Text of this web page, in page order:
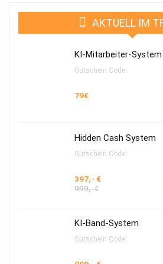
AKTUELL IM
KI-Mitarbeiter-System
Gutschein Code:
79€
Hidden Cash System
Gutschein Code:
397,- €
999,- €
KI-Band-System
Gutschein Code: